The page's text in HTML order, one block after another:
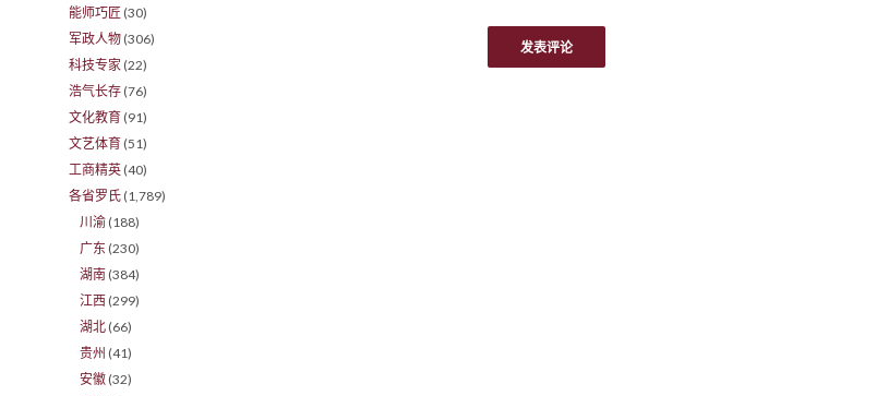
能师巧匠 (30)
军政人物 (306)
科技专家 (22)
浩气长存 (76)
文化教育 (91)
文艺体育 (51)
工商精英 (40)
各省罗氏 (1,789)
川渝 (188)
广东 (230)
湖南 (384)
江西 (299)
湖北 (66)
贵州 (41)
安徽 (32)